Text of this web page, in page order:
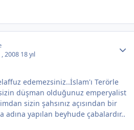
2008 18 yıl
edemezsiniz..İslam'ı Terörle
düşman olduğunuz emperyalist
sizin şahsınız açısından bir
adına yapılan beyhude çabalardır..